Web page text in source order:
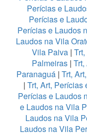
Perícias e
Perícias e
Perícias e Laudos
Laudos na Vila
Vila Paiva|
Palmeiras |
Paranaguá| Trt,
| Trt, Art, Perícias
Perícias e Laudos
e Laudos na Vila
Laudos na Vila
Laudos na Vila